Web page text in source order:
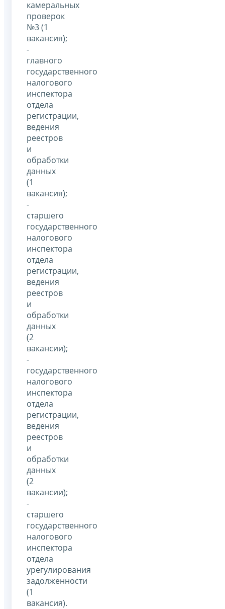
камеральных
проверок
№3 (1
вакансия);
-
главного
государственного
налогового
инспектора
отдела
регистрации,
ведения
реестров
и
обработки
данных
(1
вакансия);
-
старшего
государственного
налогового
инспектора
отдела
регистрации,
ведения
реестров
и
обработки
данных
(2
вакансии);
-
государственного
налогового
инспектора
отдела
регистрации,
ведения
реестров
и
обработки
данных
(2
вакансии);
-
старшего
государственного
налогового
инспектора
отдела
урегулирования
задолженности
(1
вакансия).